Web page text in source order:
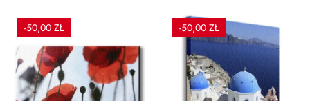
-50,00 ZŁ -50,00 ZŁ